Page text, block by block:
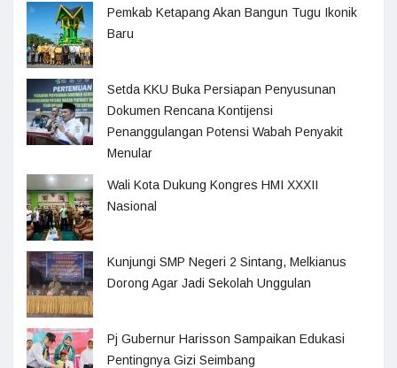
Pemkab Ketapang Akan Bangun Tugu Ikonik
Baru
Setda KKU Buka Persiapan Penyusunan
Dokumen Rencana Kontijensi
Penanggulangan Potensi Wabah Penyakit
Menular
Wali Kota Dukung Kongres HMI XXXII
Nasional
Kunjungi SMP Negeri 2 Sintang, Melkianus
Dorong Agar Jadi Sekolah Unggulan
Pj Gubernur Harisson Sampaikan Edukasi
Pentingnya Gizi Seimbang